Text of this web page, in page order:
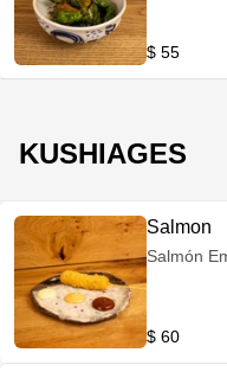
$ 55
KUSHIAGES
Salmon
Salmón
$ 60